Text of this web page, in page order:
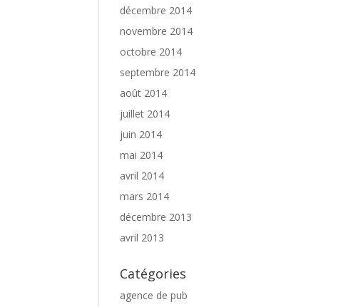
décembre 2014
novembre 2014
octobre 2014
septembre 2014
août 2014
juillet 2014
juin 2014
mai 2014
avril 2014
mars 2014
décembre 2013
avril 2013
Catégories
agence de pub